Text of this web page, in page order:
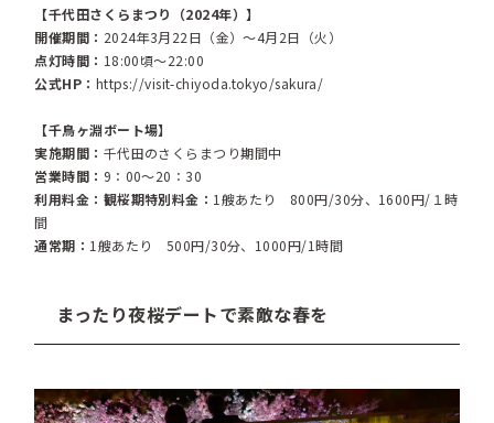
【千代田さくらまつり（2024年）】
開催期間： 2024年3月22日（金）～4月2日（火）
点灯時間： 18:00頃～22:00
公式HP： https://visit-chiyoda.tokyo/sakura/
【千鳥ヶ淵ボート場】
実施期間： 千代田のさくらまつり期間中
営業時間： 9：00～20：30
利用料金：観桜期特別料金： 1艘あたり 800円/30分、1600円/１時
間
通常期： 1艘あたり 500円/30分、1000円/1時間
まったり夜桜デートで素敵な春を